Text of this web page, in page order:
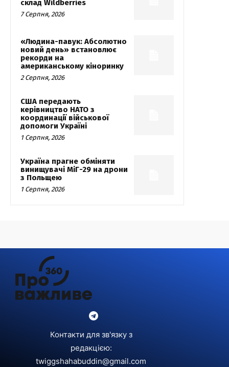
склад Wildberries
7 Серпня, 2026
«Людина-павук: Абсолютно
новий день» встановлює
рекорди на
американському кіноринку
2 Серпня, 2026
США передають
керівництво НАТО з
координації військової
допомоги Україні
1 Серпня, 2026
Україна прагне обміняти
винищувачі МіГ-29 на дрони
з Польщею
1 Серпня, 2026
Контакти для зв'язку з
редакцією:
twiggshahabuddin@gmail.com